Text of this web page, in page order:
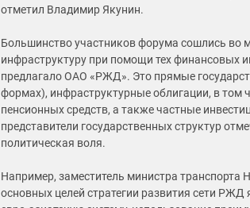
отметил Владимир Якунин.
Большинство участников форума сошлись во
инфраструктуру при помощи тех финансовых
предлагало ОАО «РЖД». Это прямые
формах), инфраструктурные облигации, в том
пенсионных средств, а также частные
представители государственных структур
политическая воля.
Например, заместитель министра транспорта
основных целей стратегии развития сети РЖД